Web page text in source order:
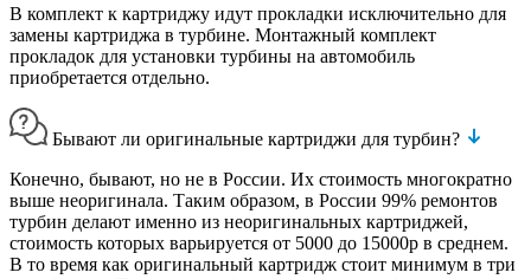
В комплект к картриджу идут прокладки исключительно для
замены картриджа в турбине. Монтажный комплект
прокладок для установки турбины на автомобиль
приобретается отдельно.
Бывают ли оригинальные картриджи для турбин?
Конечно, бывают, но не в России. Их стоимость многократно
выше неоригинала. Таким образом, в России 99% ремонтов
турбин делают именно из неоригинальных картриджей,
стоимость которых варьируется от 5000 до 15000р в среднем.
В то время как оригинальный картридж стоит минимум в три